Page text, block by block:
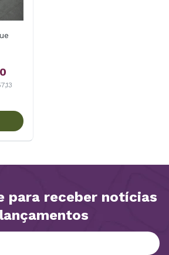
para receber notícias